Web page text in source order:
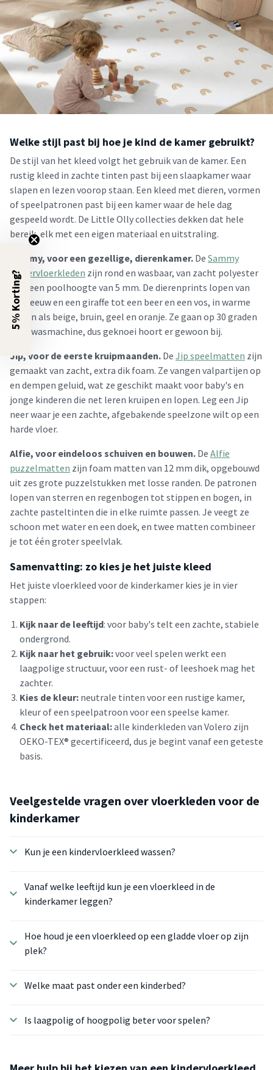
Welke stijl past bij hoe je kind de kamer gebruikt?
De stijl van het kleed volgt het gebruik van de kamer. Een
rustig kleed in zachte tinten past bij een slaapkamer waar
slapen en lezen voorop staan. Een kleed met dieren, vormen
of speelpatronen past bij een kamer waar de hele dag
gespeeld wordt. De Little Olly collecties dekken dat hele
bereik, elk met een eigen materiaal en uitstraling.
Sammy, voor een gezellige, dierenkamer. De Sammy
kindervloerkleden zijn rond en wasbaar, van zacht polyester
met een poolhoogte van 5 mm. De dierenprints lopen van
een leeuw en een giraffe tot een beer en een vos, in warme
tinten als beige, bruin, geel en oranje. Ze gaan op 30 graden
in de wasmachine, dus geknoei hoort er gewoon bij.
Jip, voor de eerste kruipmaanden. De Jip speelmatten zijn
gemaakt van zacht, extra dik foam. Ze vangen valpartijen op
en dempen geluid, wat ze geschikt maakt voor baby's en
jonge kinderen die net leren kruipen en lopen. Leg een Jip
neer waar je een zachte, afgebakende speelzone wilt op een
harde vloer.
Alfie, voor eindeloos schuiven en bouwen. De Alfie
puzzelmatten zijn foam matten van 12 mm dik, opgebouwd
uit zes grote puzzelstukken met losse randen. De patronen
lopen van sterren en regenbogen tot stippen en bogen, in
zachte pasteltinten die in elke ruimte passen. Je veegt ze
schoon met water en een doek, en twee matten combineer
je tot één groter speelvlak.
Samenvatting: zo kies je het juiste kleed
Het juiste vloerkleed voor de kinderkamer kies je in vier
stappen:
Kijk naar de leeftijd: voor baby's telt een zachte, stabiele
ondergrond.
Kijk naar het gebruik:voor veel spelen werkt een
laagpolige structuur, voor een rust- of leeshoek mag het
zachter.
Kies de kleur: neutrale tinten voor een rustige kamer,
kleur of een speelpatroon voor een speelse kamer.
Check het materiaal:alle kinderkleden van Volero zijn
OEKO-TEX® gecertificeerd, dus je begint vanaf een geteste
basis.
Veelgestelde vragen over vloerkleden voor de
kinderkamer
Kun je een kindervloerkleed wassen?
Vanaf welke leeftijd kun je een vloerkleed in de
kinderkamer leggen?
Hoe houd je een vloerkleed op een gladde vloer op zijn
plek?
Welke maat past onder een kinderbed?
Is laagpolig of hoogpolig beter voor spelen?
5% Korting?